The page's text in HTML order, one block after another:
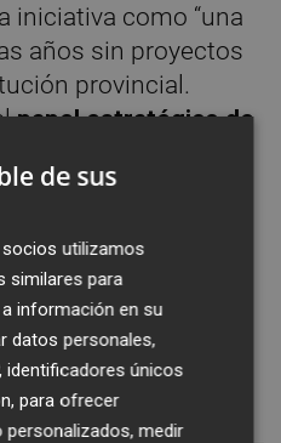
iniciativa como “una
años sin proyectos
provincial.
papel estratégico de
de costes dentro de
ha apuntado que la
responde a
derivadas de la
horario y de la
la gestión de
de sus
utilizamos
similares para
información en su
datos personales,
identificadores únicos
para ofrecer
medir